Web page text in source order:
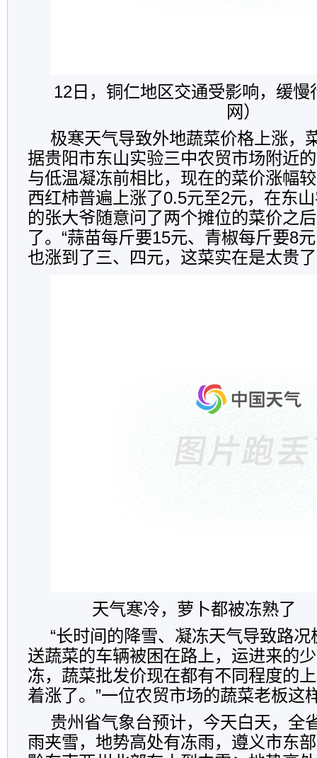
12日，铜仁地区交通受影响，缓
网）
极寒天气导致外地蔬菜价格上涨，
据贵阳市东山实验三中农贸市场附近
与低温凝冻前相比，现在的菜价涨幅
西红柿普遍上涨了0.5元至2元，在东
的张大爷随意问了两个摊位的菜价之
了。“蒜苗每斤要15元、青椒每斤要8
也涨到了三、四元，这菜实在是太贵
天气寒冷，萝卜都被冻熟了
“长时间的降雪、凝冻天气导致路
送蔬菜的车辆被困在路上，运进来的
冻，蔬菜批发价现在都有不同程度的
着涨了。”一位农贸市场的蔬菜老板这
贵州省气象台预计，今天白天，全
雨夹雪，地势高处有冻雨，遵义市东